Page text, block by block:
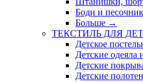
Боди и
Больше →
ТЕКСТИЛЬ ДЛЯ
Детское
Детские одеяла
Детские
Детские